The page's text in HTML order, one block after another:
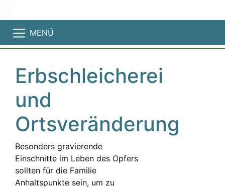
MENÜ
Erbschleicherei
und
Ortsveränderung
Besonders gravierende
Einschnitte im Leben des Opfers
sollten für die Familie
Anhaltspunkte sein, um zu